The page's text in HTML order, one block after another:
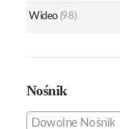
Wideo (98)
Nośnik